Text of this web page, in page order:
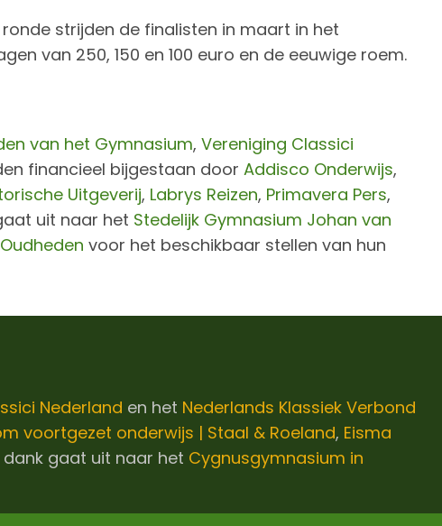
strijden de finalisten in maart in het
van 250, 150 en 100 euro en de eeuwige roem.
van het Gymnasium, Vereniging Classici
financieel bijgestaan door Addisco Onderwijs,
Uitgeverij, Labrys Reizen, Primavera Pers,
uit naar het Stedelijk Gymnasium Johan van
voor het beschikbaar stellen van hun
Nederland en het Nederlands Klassiek Verbond
voortgezet onderwijs | Staal & Roeland, Eisma
dank gaat uit naar het Cygnusgymnasium in